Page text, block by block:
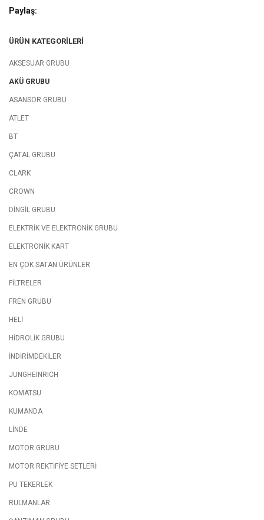
Paylaş
ÜRÜN KATEGORILERI
AKSESUAR GRUBU
AKÜ GRUBU
ASANSÖR GRUBU
ATLET
BT
ÇATAL GRUBU
CLARK
CROWN
DİNGİL GRUBU
ELEKTRİK VE ELEKTRONİK GRUBU
ELEKTRONİK KART
EN ÇOK SATAN ÜRÜNLER
FİLTRELER
FREN GRUBU
HELİ
HİDROLİK GRUBU
İNDİRİMDEKİLER
JUNGHEINRICH
KOMATSU
KUMANDA
LİNDE
MOTOR GRUBU
MOTOR REKTİFİYE SETLERİ
PU TEKERLEK
RULMANLAR